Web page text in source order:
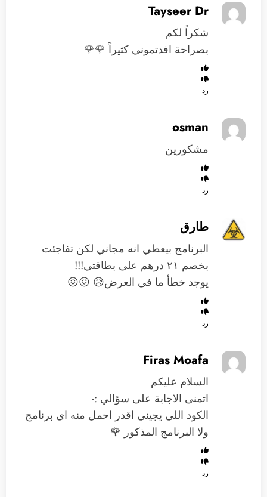
Tayseer Dr
شكراً لكم
بصراحة افدتموني كثيراً 🌹🌹
رد
osman
مشكورين
رد
طارق
البرنامج بيعطي انه مجاني لكن تفاجئت
بخصم ٢١ درهم على بطاقتي!!!
يوجد خطأ ما في العرض😥 😖😖
رد
Firas Moafa
السلام عليكم
اتمنى الاجابة على سؤالي :-
الكود اللي يجيني اقدر احمل منه اي برنامج
ولا البرنامج المذكور 🌹
رد